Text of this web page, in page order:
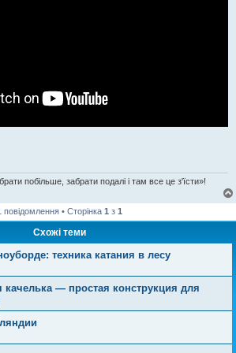
побільше, забрати подалі і там все це з'їсти»!
повідомлення • Сторінка 1 з 1
Схожі теми
техника катания в лесу
качелька — простая конструкция для